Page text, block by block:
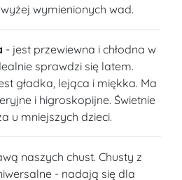
wymienionych wad.
- jest przewiewna i chłodna w
sprawdzi się latem.
gładka, lejąca i miękka. Ma
i higroskopijne. Świetnie
u mniejszych dzieci.
naszych chust. Chusty z
- nadają się dla